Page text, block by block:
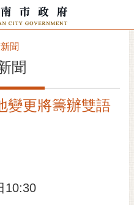
聞
聞
變更將籌辦雙語
10:30